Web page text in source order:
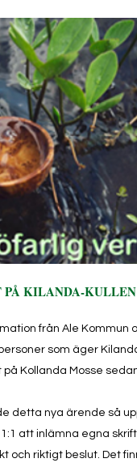
KILANDA-
från Ale
som äger
Kollanda Mosse
detta nya ärende så
att inlämna egna
riktigt beslut. Det